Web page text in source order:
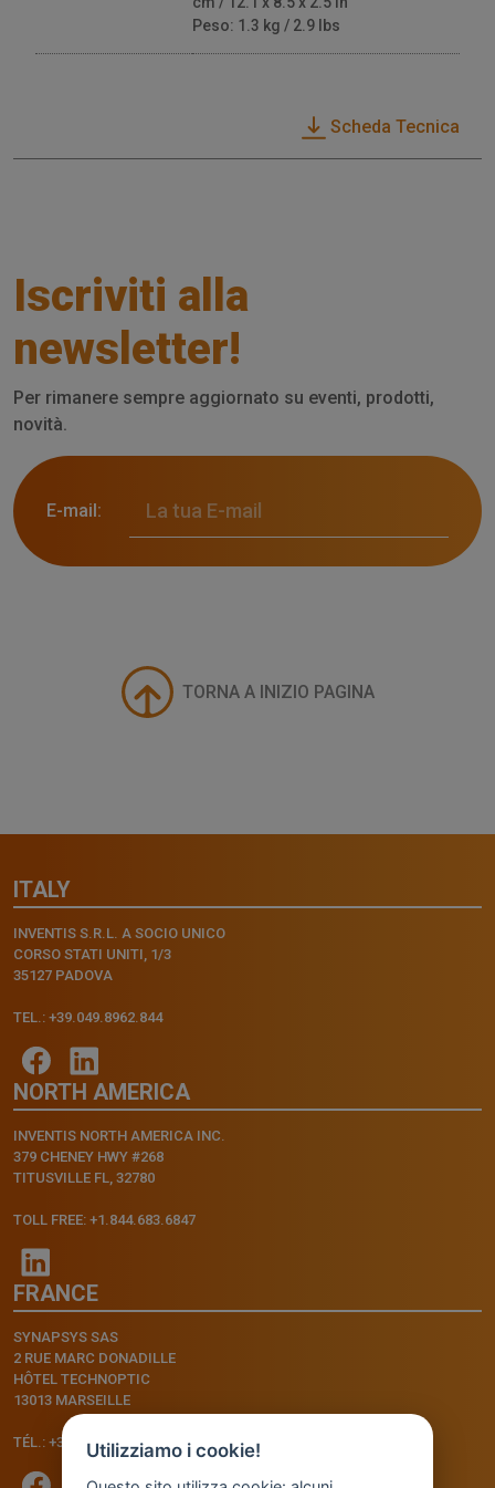
Peso: 1.3 kg / 2.9 lbs
Scheda Tecnica
Iscriviti alla
newsletter!
Per rimanere sempre aggiornato su eventi, prodotti,
novità.
E-mail:
TORNA A INIZIO PAGINA
ITALY
INVENTIS S.R.L. A SOCIO UNICO
CORSO STATI UNITI, 1/3
35127 PADOVA
TEL.: +39.049.8962.844
NORTH AMERICA
INVENTIS NORTH AMERICA INC.
379 CHENEY HWY #268
TITUSVILLE FL, 32780
TOLL FREE: +1.844.683.6847
FRANCE
SYNAPSYS SAS
2 RUE MARC DONADILLE
HÔTEL TECHNOPTIC
13013 MARSEILLE
TÉL.: +33.4.91.11.75.75Utilizziamo i cookie!